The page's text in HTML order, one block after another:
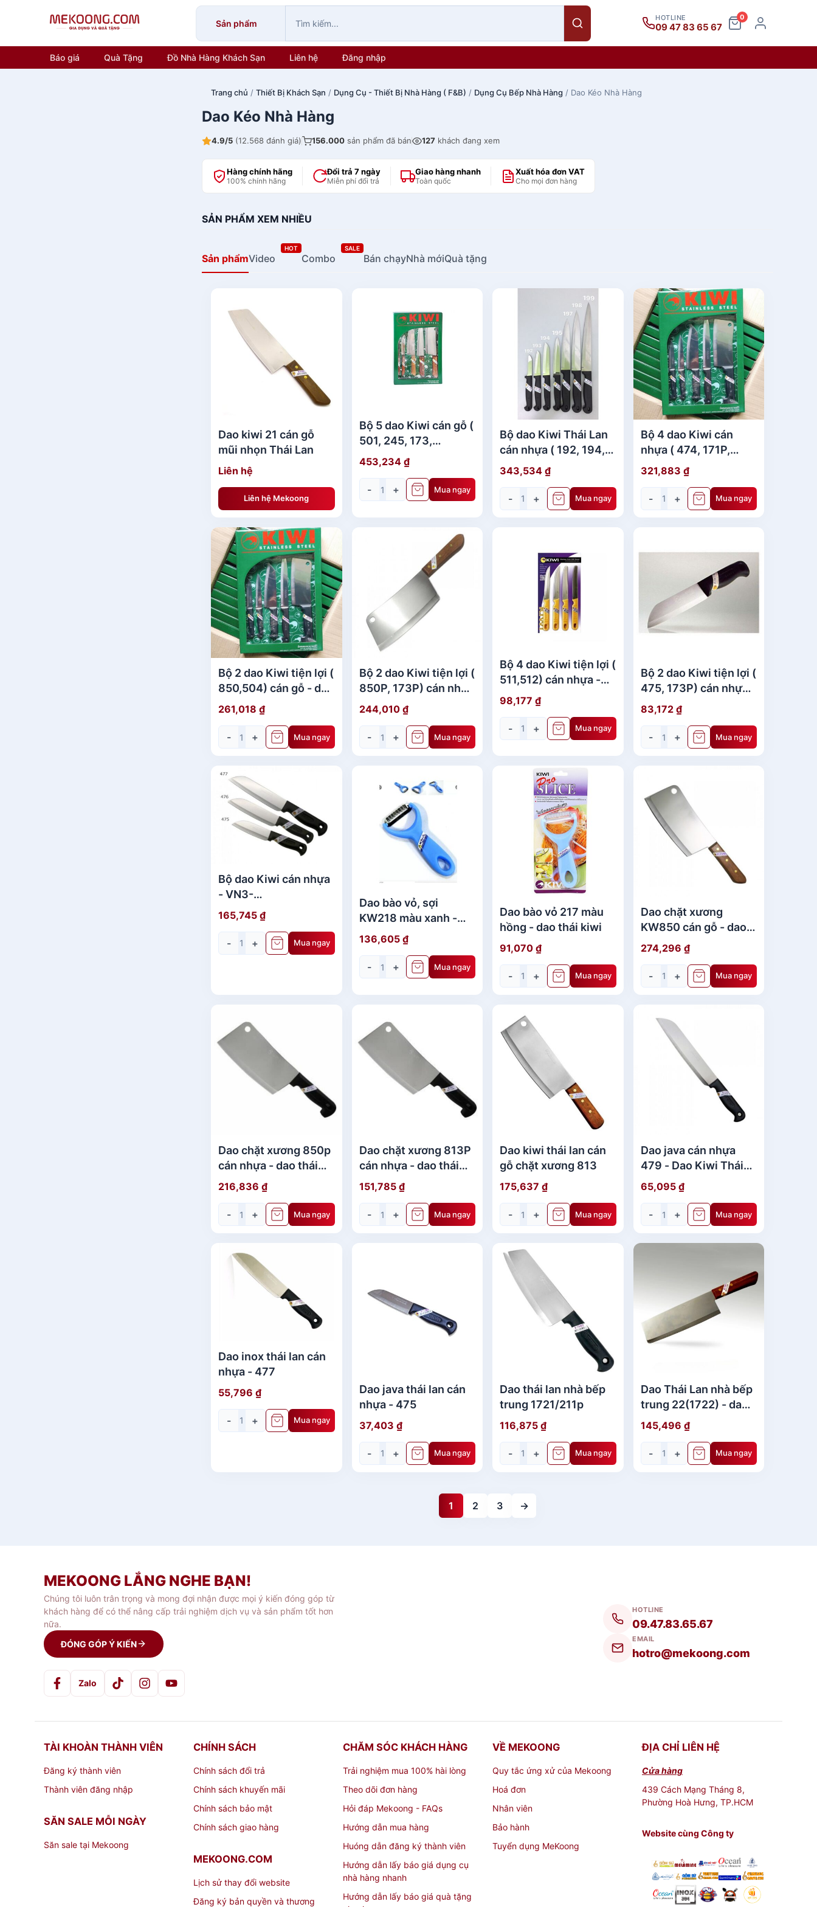
Sản phẩm
HOTLINE
09 47 83 65 67
0
Báo giá Quà Tặng Đồ Nhà Hàng Khách Sạn Liên hệ Đăng nhập
Trang chủ / Thiết Bị Khách Sạn / Dụng Cụ - Thiết Bị Nhà Hàng ( F&B) / Dụng Cụ Bếp Nhà Hàng / Dao Kéo Nhà Hàng
Dao Kéo Nhà Hàng
4.9/5 (12.568 đánh giá) 156.000 sản phẩm đã bán 127 khách đang xem
Hàng chính hãng
100% chính hãng
Đổi trả 7 ngày
Miễn phí đổi trả
Giao hàng nhanh
Toàn quốc
Xuất hóa đơn VAT
Cho mọi đơn hàng
SẢN PHẨM XEM NHIỀU
Sản phẩmVideo
HOT
Combo
SALE
Bán chạyNhà mớiQuà tặng
Dao kiwi 21 cán gỗ
mũi nhọn Thái Lan
Liên hệ
Liên hệ Mekoong
Bộ 5 dao Kiwi cán gỗ (
501, 245, 173,
288,835) - bộ dao
kiwi thái lan
453,234 ₫
- + Mua ngay
Bộ dao Kiwi Thái Lan
cán nhựa ( 192, 194,
195, 197,198, 835P,
199)
343,534 ₫
- + Mua ngay
Bộ 4 dao Kiwi cán
nhựa ( 474, 171P,
211P, 813P) - Bộ dao
kiwi thái lan
321,883 ₫
- + Mua ngay
Bộ 2 dao Kiwi tiện lợi (
850,504) cán gỗ - dao
thái lan
261,018 ₫
- + Mua ngay
Bộ 2 dao Kiwi tiện lợi (
850P, 173P) cán nhựa
- dao thái lan
244,010 ₫
- + Mua ngay
Bộ 4 dao Kiwi tiện lợi (
511,512) cán nhựa -
dao thái lan
98,177 ₫
- + Mua ngay
Bộ 2 dao Kiwi tiện lợi (
475, 173P) cán nhựa -
dao thái lan
83,172 ₫
- + Mua ngay
Bộ dao Kiwi cán nhựa
- VN3-
SET(475+477+21) -
dao thái lan
165,745 ₫
- + Mua ngay
Dao bào vỏ, sợi
KW218 màu xanh -
dao thái kiwi
136,605 ₫
- + Mua ngay
Dao bào vỏ 217 màu
hồng - dao thái kiwi
91,070 ₫
- + Mua ngay
Dao chặt xương
KW850 cán gỗ - dao
thái lan chính hãng
274,296 ₫
- + Mua ngay
Dao chặt xương 850p
cán nhựa - dao thái
lan chính hãng
216,836 ₫
- + Mua ngay
Dao chặt xương 813P
cán nhựa - dao thái
lan
151,785 ₫
- + Mua ngay
Dao kiwi thái lan cán
gỗ chặt xương 813
175,637 ₫
- + Mua ngay
Dao java cán nhựa
479 - Dao Kiwi Thái
Lan
65,095 ₫
- + Mua ngay
Dao inox thái lan cán
nhựa - 477
55,796 ₫
- + Mua ngay
Dao java thái lan cán
nhựa - 475
37,403 ₫
- + Mua ngay
Dao thái lan nhà bếp
trung 1721/211p
116,875 ₫
- + Mua ngay
Dao Thái Lan nhà bếp
trung 22(1722) - dao
kiwi cán gỗ
145,496 ₫
- + Mua ngay
1 2 3 →
MEKOONG LẮNG NGHE BẠN!
Chúng tôi luôn trân trọng và mong đợi nhận được mọi ý kiến đóng góp từ
khách hàng để có thể nâng cấp trải nghiệm dịch vụ và sản phẩm tốt hơn
nữa.
ĐÓNG GÓP Ý KIẾN
Zalo
HOTLINE
09.47.83.65.67
EMAIL
hotro@mekoong.com
TÀI KHOÀN THÀNH VIÊN
Đăng ký thành viên
Thành viên đăng nhập
SĂN SALE MỖI NGÀY
Săn sale tại Mekoong
CHÍNH SÁCH
Chính sách đổi trả
Chính sách khuyến mãi
Chính sách bảo mật
Chính sách giao hàng
MEKOONG.COM
Lịch sử thay đổi website
Đăng ký bản quyền và thương
CHĂM SÓC KHÁCH HÀNG
Trải nghiệm mua 100% hài lòng
Theo dõi đơn hàng
Hỏi đáp Mekoong - FAQs
Hướng dẫn mua hàng
Huóng dẫn đăng ký thành viên
Hướng dẫn lấy báo giá dụng cụ
nhà hàng nhanh
Hướng dẫn lấy báo giá quà tặng
VỀ MEKOONG
Quy tắc ứng xử của Mekoong
Hoá đơn
Nhân viên
Bảo hành
Tuyển dụng MeKoong
ĐỊA CHỈ LIÊN HỆ
Cửa hàng
439 Cách Mạng Tháng 8,
Phường Hoà Hưng, TP.HCM
Website cùng Công ty